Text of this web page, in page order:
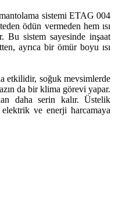
sistemi ETAG 004
ödün vermeden hem ısı
Bu sistem sayesinde inşaat
ayrıca bir ömür boyu ısı
etkilidir, soğuk mevsimlerde
da bir klima görevi yapar.
daha serin kalır. Üstelik
ve enerji harcamaya